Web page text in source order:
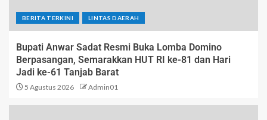
BERITA TERKINI LINTAS DAERAH
Bupati Anwar Sadat Resmi Buka Lomba Domino
Berpasangan, Semarakkan HUT RI ke-81 dan Hari
Jadi ke-61 Tanjab Barat
5 Agustus 2026 Admin01